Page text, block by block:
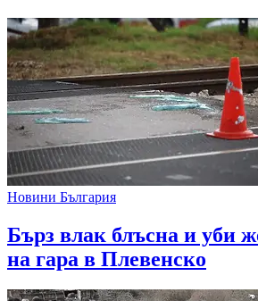
Новини България
Бърз влак блъсна и уби
на гара в Плевенско